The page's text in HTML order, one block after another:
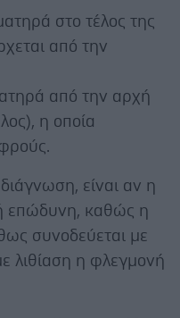
στο τέλος της
από την
από την αρχή
η οποία
είναι αν η
επώδυνη, καθώς η
συνοδεύεται με
λιθίαση η φλεγμονή